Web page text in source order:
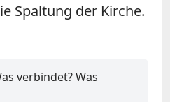
Spaltung der Kirche.
verbindet? Was